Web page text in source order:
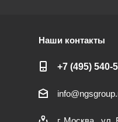
Наши контакты
+7 (495) 540-